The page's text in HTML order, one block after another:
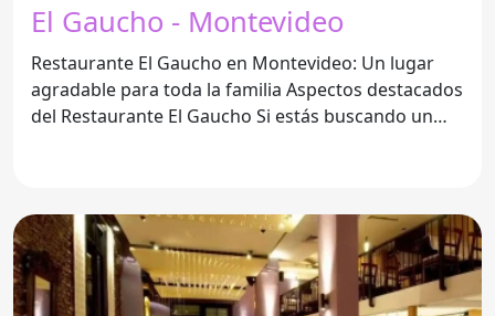
El Gaucho - Montevideo
Restaurante El Gaucho en Montevideo: Un lugar
agradable para toda la familia Aspectos destacados
del Restaurante El Gaucho Si estás buscando un